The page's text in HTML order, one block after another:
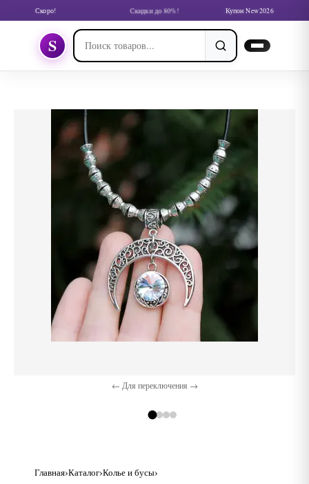
Скоро! Скидки до 80%! Купон New2026
S
← Для переключения →
Главная Каталог Колье и бусы